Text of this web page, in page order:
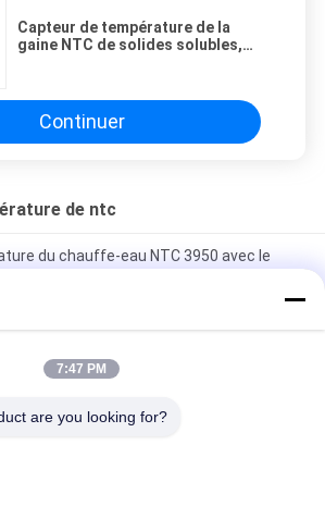
Capteur de température de la
gaine NTC de solides solubles,
Continuer
de ntc
du chauffe-eau NTC 3950 avec le
3950 large du capteur de température
de chauffage NTC à C.A. 10K 1%
trifilaire de NTC, vis 10k en céramique
7:47 PM
are you looking for?